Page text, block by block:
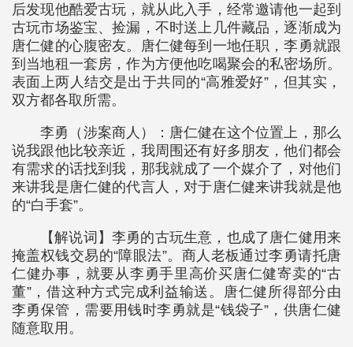
后发现他酷爱古玩，就从此入手，经常邀请他一起到
古玩市场鉴宝、捡漏，不时送上几件藏品，逐渐成为
唐仁健的心腹密友。唐仁健每到一地任职，李勇就跟
到当地租一套房，作为方便他吃喝聚会的私密场所。
表面上两人结交是出于共同的“高雅爱好”，但其实，
双方都各取所需。
李勇（涉案商人）：唐仁健在这个位置上，那么
说我跟他比较亲近，我周围还有好多朋友，他们都会
有需求的话找到我，那我就成了一个媒介了，对他们
来讲我是唐仁健的代言人，对于唐仁健来讲我就是他
的“白手套”。
【解说词】李勇的古玩生意，也成了唐仁健用来
掩盖权钱交易的“障眼法”。商人老板通过李勇请托唐
仁健办事，就要从李勇手里高价买唐仁健寄卖的“古
董”，借这种方式完成利益输送。唐仁健所得部分由
李勇保管，需要用钱时李勇就是“钱袋子”，供唐仁健
随意取用。